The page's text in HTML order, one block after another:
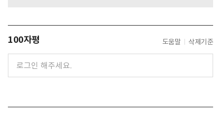
100자평 도움말 삭제기준